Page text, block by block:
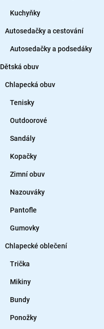
Kuchyňky
Autosedačky a cestování
Autosedačky a podsedáky
Dětská obuv
Chlapecká obuv
Tenisky
Outdoorové
Sandály
Kopačky
Zimní obuv
Nazouváky
Pantofle
Gumovky
Chlapecké oblečení
Trička
Mikiny
Bundy
Ponožky